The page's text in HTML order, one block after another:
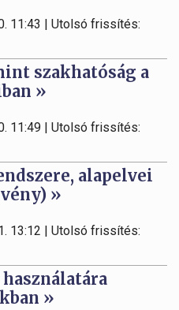
11:43 | Utolsó frissítés:
szakhatóság a
»
11:49 | Utolsó frissítés:
alapelvei
»
13:12 | Utolsó frissítés:
használatára
»